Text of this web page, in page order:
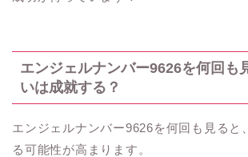
エンジェルナンバー9626を何回も
いは成就する？
エンジェルナンバー9626を何回も見ると
る可能性が高まります。